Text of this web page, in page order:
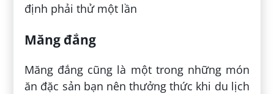
định phải thử một lần
Măng đắng
Măng đắng cũng là một trong những món
ăn đặc sản bạn nên thưởng thức khi du lịch